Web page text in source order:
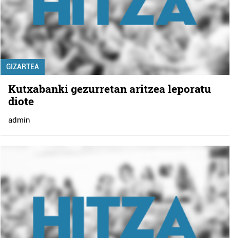
GIZARTEA
Kutxabanki gezurretan aritzea leporatu
diote
admin